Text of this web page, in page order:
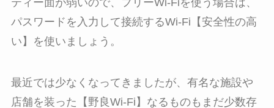
パスワードを入力して接続するWi-Fi【安全性の高
い】を使いましょう。
最近では少なくなってきましたが、有名な施設や
店舗を装った【野良Wi-Fi】なるものもまだ少数存